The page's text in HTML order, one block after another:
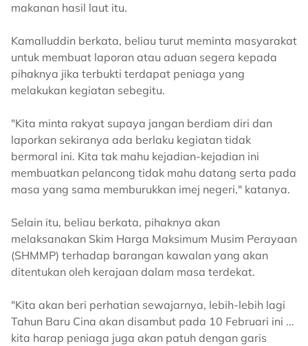
makanan hasil laut itu.
Kamalluddin berkata, beliau turut meminta masyarakat
untuk membuat laporan atau aduan segera kepada
pihaknya jika terbukti terdapat peniaga yang
melakukan kegiatan sebegitu.
"Kita minta rakyat supaya jangan berdiam diri dan
laporkan sekiranya ada berlaku kegiatan tidak
bermoral ini. Kita tak mahu kejadian-kejadian ini
membuatkan pelancong tidak mahu datang serta pada
masa yang sama memburukkan imej negeri," katanya.
Selain itu, beliau berkata, pihaknya akan
melaksanakan Skim Harga Maksimum Musim Perayaan
(SHMMP) terhadap barangan kawalan yang akan
ditentukan oleh kerajaan dalam masa terdekat.
"Kita akan beri perhatian sewajarnya, lebih-lebih lagi
Tahun Baru Cina akan disambut pada 10 Februari ini ...
kita harap peniaga juga akan patuh dengan garis